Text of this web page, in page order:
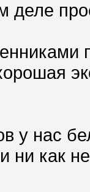
деле
у нас
ни как